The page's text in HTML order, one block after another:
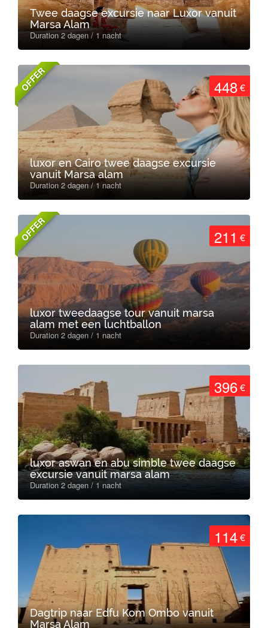
Twee daagse excursie naar Luxor vanuit
Marsa Alam
Duration 2 dagen / 1 nacht
OFFER 448€
luxor en Cairo twee daagse excursie
vanuit Marsa alam
Duration 2 dagen / 1 nacht
OFFER 211 €
luxor tweedaagse tour vanuit marsa
alam met een luchtballon
Duration 2 dagen / 1 nacht
396€
luxor aswan en abu simble twee daagse
excursie vanuit marsa alam
Duration 2 dagen / 1 nacht
114€
Dagtrip naar Edfu Kom Ombo vanuit
Marsa Alam